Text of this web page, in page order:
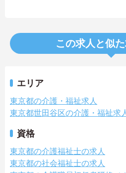
この求人と似
エリア
東京都の介護・福祉求人
東京都世田谷区の介護・福祉求
資格
東京都の介護福祉士の求人
東京都の社会福祉士の求人